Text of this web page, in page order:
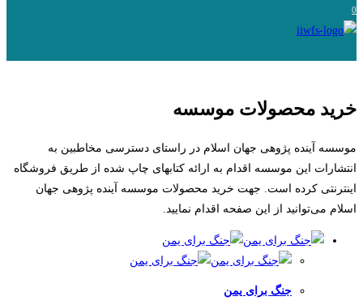
0
خرید محصولات موسسه
موسسه آینده پژوهی جهان اسلام در راستای دسترسی مخاطبین به
انتشارات این موسسه اقدام به ارائه کتاب­های چاپ شده از طریق فروشگاه
اینترنتی کرده است. جهت خرید محصولات موسسه آینده پژوهی جهان
اسلام می‌توانید از این صفحه اقدام نمایید.
جنگ برای یمن